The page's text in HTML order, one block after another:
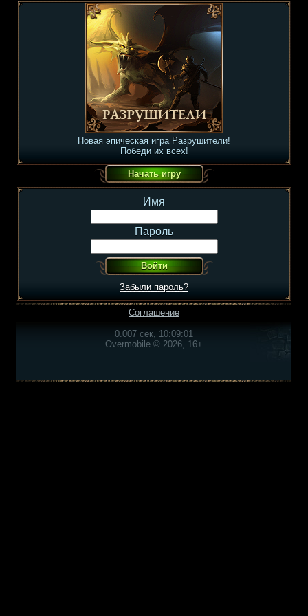
Новая эпическая игра Разрушители!
Победи их всех!
Имя
Пароль
Забыли пароль?
Соглашение
0.007 сек, 10:09:01
Overmobile © 2026, 16+